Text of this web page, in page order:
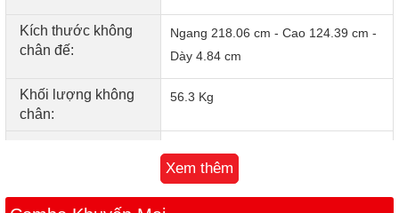
Kích thước không
chân đế:
Ngang 218.06 cm - Cao 124.39 cm -
Dày 4.84 cm
Khối lượng không
chân:
56.3 Kg
Bluetooth: v5.2
Xem thêm